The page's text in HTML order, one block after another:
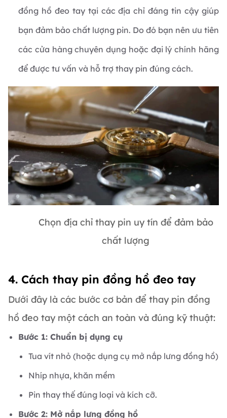
đồng hồ đeo tay tại các địa chỉ đáng tin cậy giúp
bạn đảm bảo chất lượng pin. Do đó bạn nên ưu tiên
các cửa hàng chuyên dụng hoặc đại lý chính hãng
để được tư vấn và hỗ trợ thay pin đúng cách.
Chọn địa chỉ thay pin uy tín để đảm bảo
chất lượng
4. Cách thay pin đồng hồ đeo tay
Dưới đây là các bước cơ bản để thay pin đồng
hồ đeo tay một cách an toàn và đúng kỹ thuật:
Bước 1: Chuẩn bị dụng cụ
Tua vít nhỏ (hoặc dụng cụ mở nắp lưng đồng hồ)
Nhíp nhựa, khăn mềm
Pin thay thế đúng loại và kích cỡ.
Bước 2: Mở nắp lưng đồng hồ